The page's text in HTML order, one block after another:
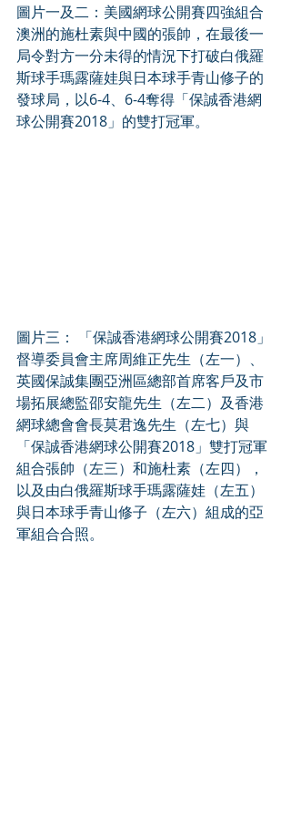
圖片一及二：美國網球公開賽四強組合
澳洲的施杜素與中國的張帥，在最後一
局令對方一分未得的情況下打破白俄羅
斯球手瑪露薩娃與日本球手青山修子的
發球局，以6-4、6-4奪得「保誠香港網
球公開賽2018」的雙打冠軍。
圖片三： 「保誠香港網球公開賽2018」
督導委員會主席周維正先生（左一）、
英國保誠集團亞洲區總部首席客戶及市
場拓展總監邵安龍先生（左二）及香港
網球總會會長莫君逸先生（左七）與
「保誠香港網球公開賽2018」雙打冠軍
組合張帥（左三）和施杜素（左四），
以及由白俄羅斯球手瑪露薩娃（左五）
與日本球手青山修子（左六）組成的亞
軍組合合照。